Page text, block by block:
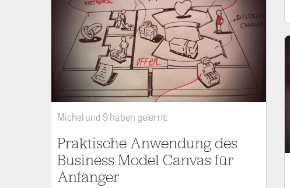
Michel und 9 haben gelernt:
Praktische Anwendung des
Business Model Canvas für
Anfänger